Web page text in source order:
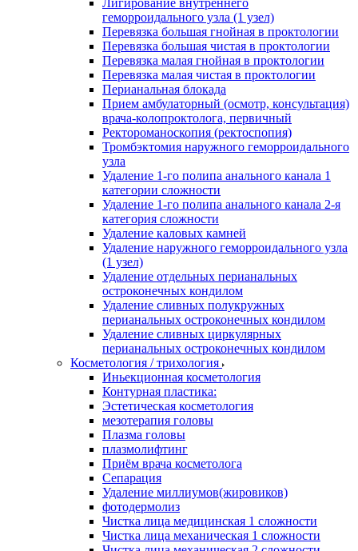
Лигирование внутреннего
геморроидального узла (1 узел)
Перевязка большая гнойная в проктологии
Перевязка большая чистая в проктологии
Перевязка малая гнойная в проктологии
Перевязка малая чистая в проктологии
Перианальная блокада
Прием амбулаторный (осмотр, консультация)
врача-колопроктолога, первичный
Ректороманоскопия (ректоспопия)
Тромбэктомия наружного геморроидального
узла
Удаление 1-го полипа анального канала 1
категории сложности
Удаление 1-го полипа анального канала 2-я
категория сложности
Удаление каловых камней
Удаление наружного геморроидального узла
(1 узел)
Удаление отдельных перианальных
остроконечных кондилом
Удаление сливных полукружных
перианальных остроконечных кондилом
Удаление сливных циркулярных
перианальных остроконечных кондилом
Косметология / трихология
Иньекционная косметология
Контурная пластика:
Эстетическая косметология
мезотерапия головы
Плазма головы
плазмолифтинг
Приём врача косметолога
Сепарация
Удаление миллиумов(жировиков)
фотодермолиз
Чистка лица медицинская 1 сложности
Чистка лица механическая 1 сложности